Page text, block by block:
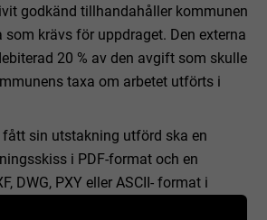
godkänd tillhandahåller kommunen
krävs för uppdraget. Den externa
20 % av den avgift som skulle
taxa om arbetet utförts i
fått sin utstakning utförd ska en
i PDF-format och en
DWG, PXY eller ASCII- format i